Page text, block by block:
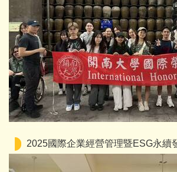
2025國際企業經營管理暨ESG永續